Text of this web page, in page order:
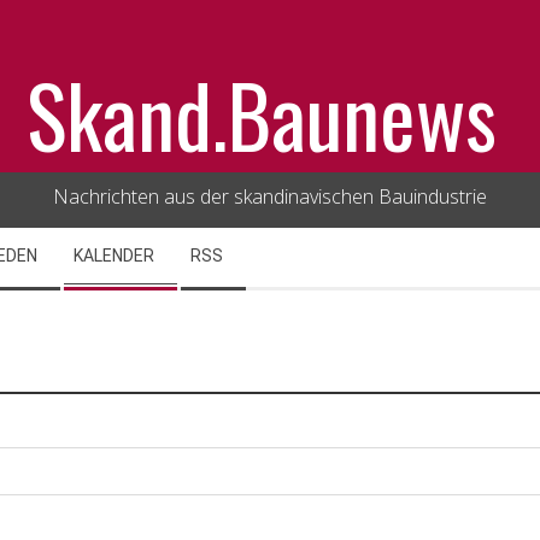
Skand.Baunews
Nachrichten aus der skandinavischen Bauindustrie
KALENDER RSS